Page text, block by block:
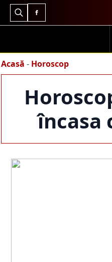
Search
Acasă - Horoscop
încasa